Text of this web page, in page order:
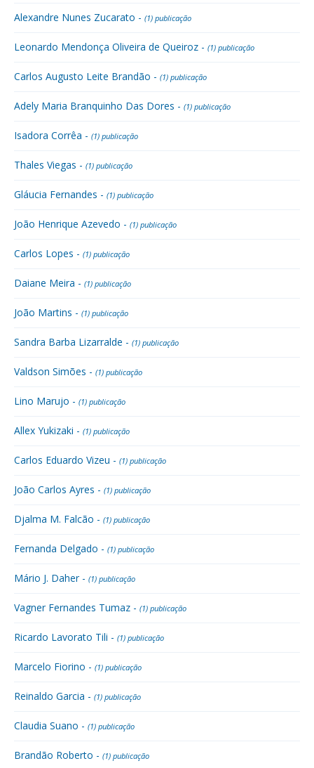
Alexandre Nunes Zucarato - (1) publicação
Leonardo Mendonça Oliveira de Queiroz - (1) publicação
Carlos Augusto Leite Brandão - (1) publicação
Adely Maria Branquinho Das Dores - (1) publicação
Isadora Corrêa - (1) publicação
Thales Viegas - (1) publicação
Gláucia Fernandes - (1) publicação
João Henrique Azevedo - (1) publicação
Carlos Lopes - (1) publicação
Daiane Meira - (1) publicação
João Martins - (1) publicação
Sandra Barba Lizarralde - (1) publicação
Valdson Simões - (1) publicação
Lino Marujo - (1) publicação
Allex Yukizaki - (1) publicação
Carlos Eduardo Vizeu - (1) publicação
João Carlos Ayres - (1) publicação
Djalma M. Falcão - (1) publicação
Fernanda Delgado - (1) publicação
Mário J. Daher - (1) publicação
Vagner Fernandes Tumaz - (1) publicação
Ricardo Lavorato Tili - (1) publicação
Marcelo Fiorino - (1) publicação
Reinaldo Garcia - (1) publicação
Claudia Suano - (1) publicação
Brandão Roberto - (1) publicação